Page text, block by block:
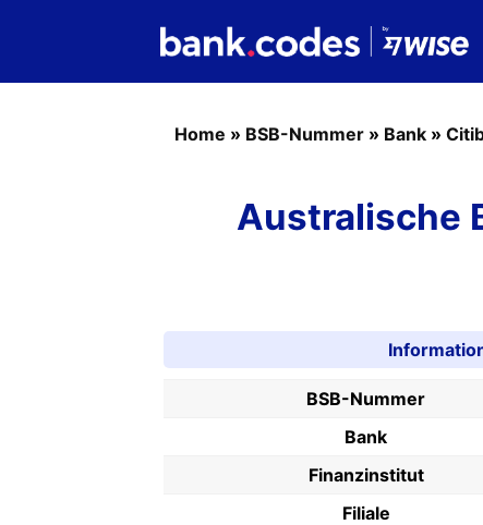
Home » BSB-Nummer » Bank »
Australische
BSB-Nummer
Bank
Finanzinstitut
Filiale